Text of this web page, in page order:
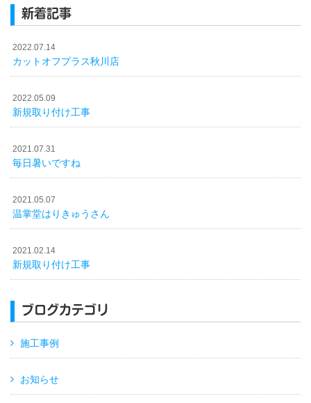
新着記事
2022.07.14
カットオフプラス秋川店
2022.05.09
新規取り付け工事
2021.07.31
毎日暑いですね
2021.05.07
温掌堂はりきゅうさん
2021.02.14
新規取り付け工事
ブログカテゴリ
施工事例
お知らせ